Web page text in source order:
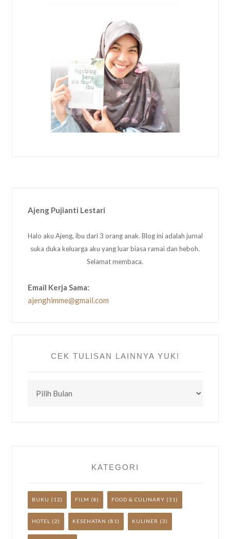
Ajeng Pujianti Lestari
Halo aku Ajeng, ibu dari 3 orang anak. Blog ini adalah jurnal
suka duka keluarga aku yang luar biasa ramai dan heboh.
Selamat membaca.
Email Kerja Sama:
ajenghimme@gmail.com
CEK TULISAN LAINNYA YUK!
TULISAN
KATEGORI
BUKU (12) FILM (8) FOOD & CULINARY (31)
HOTEL (2) KESEHATAN (81) KULINER (3)